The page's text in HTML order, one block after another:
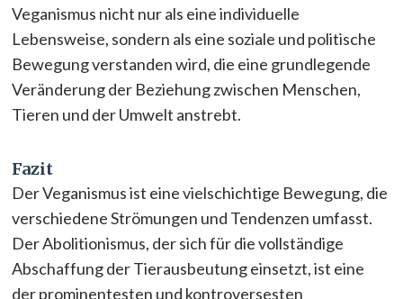
Veganismus nicht nur als eine individuelle
Lebensweise, sondern als eine soziale und politische
Bewegung verstanden wird, die eine grundlegende
Veränderung der Beziehung zwischen Menschen,
Tieren und der Umwelt anstrebt.
Fazit
Der Veganismus ist eine vielschichtige Bewegung, die
verschiedene Strömungen und Tendenzen umfasst.
Der Abolitionismus, der sich für die vollständige
Abschaffung der Tierausbeutung einsetzt, ist eine
der prominentesten und kontroversesten